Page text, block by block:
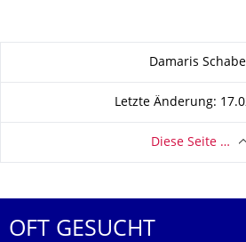
Damaris Schabel
Letzte Änderung:
Diese Seite …
OFT GESUCHT